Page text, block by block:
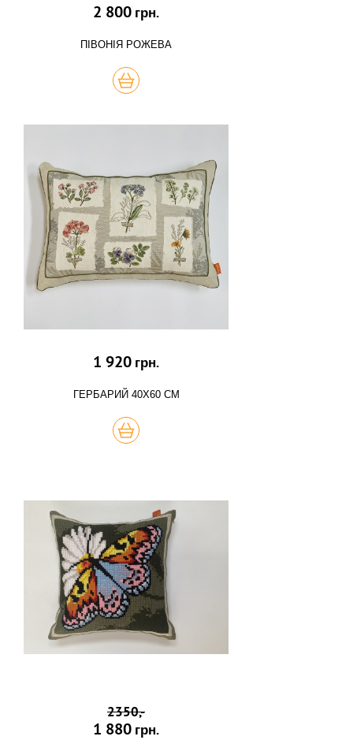
2 800 грн.
ПІВОНІЯ РОЖЕВА
КУПИТЬ
1 920 грн.
ГЕРБАРИЙ 40Х60 СМ
КУПИТЬ
2350,-
1 880 грн.